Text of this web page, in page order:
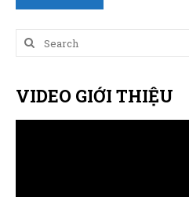
Search
for:
VIDEO GIỚI THIỆU